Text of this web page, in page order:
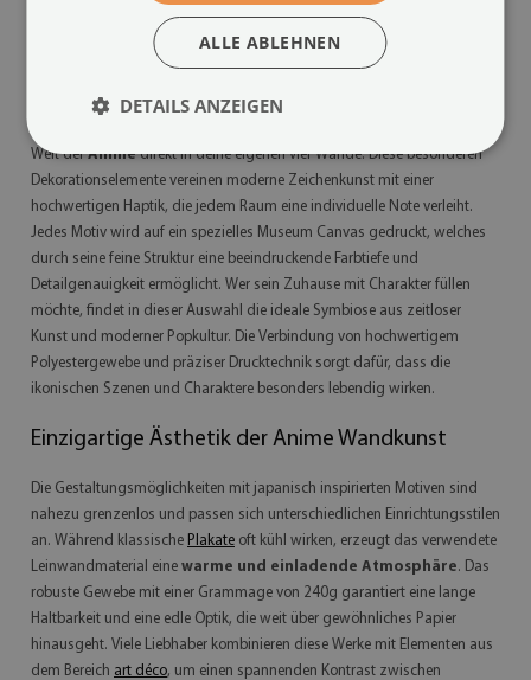
12.99 €
Welt derAnimedirekt in deine eigenen vier Wände. Diese besonderen
Dekorationselemente vereinen moderne Zeichenkunst mit einer
hochwertigen Haptik, die jedem Raum eine individuelle Note verleiht.
Jedes Motiv wird auf ein spezielles Museum Canvas gedruckt, welches
durch seine feine Struktur eine beeindruckende Farbtiefe und
Detailgenauigkeit ermöglicht. Wer sein Zuhause mit Charakter füllen
möchte, findet in dieser Auswahl die ideale Symbiose aus zeitloser
Kunst und moderner Popkultur. Die Verbindung von hochwertigem
Polyestergewebe und präziser Drucktechnik sorgt dafür, dass die
ikonischen Szenen und Charaktere besonders lebendig wirken.
Einzigartige Ästhetik der Anime Wandkunst
Die Gestaltungsmöglichkeiten mit japanisch inspirierten Motiven sind
nahezu grenzenlos und passen sich unterschiedlichen Einrichtungsstilen
an. Während klassische Plakate oft kühl wirken, erzeugt das verwendete
Leinwandmaterial eine warme und einladende Atmosphäre. Das
robuste Gewebe mit einer Grammage von 240g garantiert eine lange
Haltbarkeit und eine edle Optik, die weit über gewöhnliches Papier
hinausgeht. Viele Liebhaber kombinieren diese Werke mit Elementen aus
dem Bereich art déco, um einen spannenden Kontrast zwischen
ALLE ABLEHNEN
DETAILS ANZEIGEN